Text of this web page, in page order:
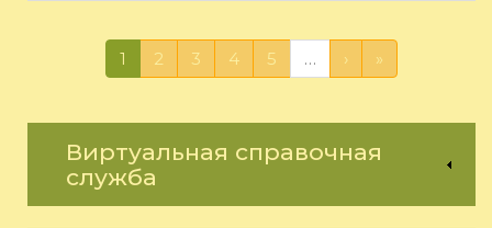
1 2 3 4 5 … › »
Виртуальная справочная
служба